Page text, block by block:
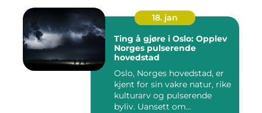
18. jan
Ting å gjøre i Oslo: Opplev
Norges pulserende
hovedstad
Oslo, Norges hovedstad, er
kjent for sin vakre natur, rike
kulturarv og pulserende
byliv. Uansett om...